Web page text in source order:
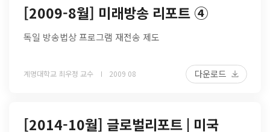
[2009-8월] 미래방송 리포트 ④
독일 방송법상 프로그램 재전송 제도
계명대학교 최우정 교수 2009 08 다운로드
[2014-10월] 글로벌리포트 | 미국